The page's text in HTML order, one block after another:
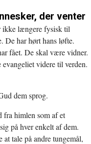
der venter
ikke længere fysisk til
De har hørt hans løfte.
fået. De skal være vidner.
videre til verden.
dem sprog.
himlen som af et
på hver enkelt af dem.
tale på andre tungemål,